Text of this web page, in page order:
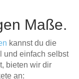
Maße.
kannst du die
und einfach selbst
bieten wir dir
an: